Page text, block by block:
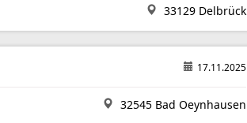
33129 Delbrück
17.11.2025
32545 Bad Oeynhausen